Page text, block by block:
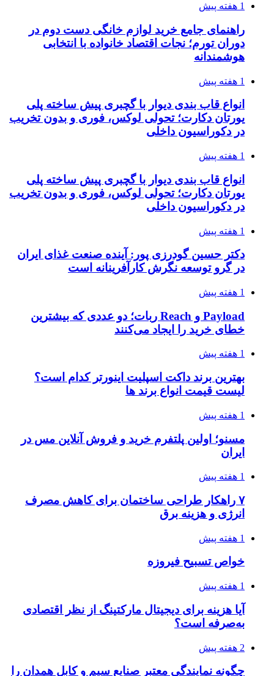
1 هفته پیش
راهنمای جامع خرید لوازم خانگی دست دوم در
دوران تورم؛ نجات اقتصاد خانواده با انتخابی
هوشمندانه
1 هفته پیش
انواع قاب بندی دیوار با گچبری پیش ساخته پلی
یورتان دکارت؛ تحولی لوکس، فوری و بدون تخریب
در دکوراسیون داخلی
1 هفته پیش
انواع قاب بندی دیوار با گچبری پیش ساخته پلی
یورتان دکارت؛ تحولی لوکس، فوری و بدون تخریب
در دکوراسیون داخلی
1 هفته پیش
دکتر حسین گودرزی پور: آینده صنعت غذای ایران
در گرو توسعه نگرش کارآفرینانه است
1 هفته پیش
Payload و Reach ربات؛ دو عددی که بیشترین
خطای خرید را ایجاد می‌کنند
1 هفته پیش
بهترین برند داکت اسپلیت اینورتر کدام است؟
لیست قیمت انواع برند ها
1 هفته پیش
مسنو؛ اولین پلتفرم خرید و فروش آنلاین مس در
ایران
1 هفته پیش
۷ راهکار طراحی ساختمان برای کاهش مصرف
انرژی و هزینه برق
1 هفته پیش
خواص تسبیح فیروزه
1 هفته پیش
آیا هزینه برای دیجیتال مارکتینگ از نظر اقتصادی
به‌صرفه است؟
2 هفته پیش
چگونه نمایندگی معتبر صنایع سیم و کابل همدان را